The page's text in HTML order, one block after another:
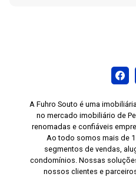
A Fuhro Souto é uma
no mercado imobiliário de
renomadas e confiáveis
Ao todo somos mais de
segmentos de vendas,
condomínios. Nossas
nossos clientes e